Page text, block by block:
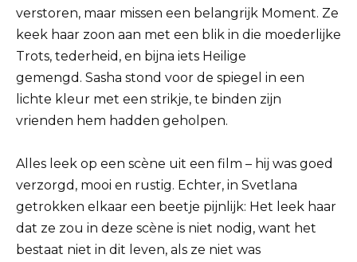
verstoren, maar missen een belangrijk Moment. Ze
keek haar zoon aan met een blik in die moederlijke
Trots, tederheid, en bijna iets Heilige
gemengd. Sasha stond voor de spiegel in een
lichte kleur met een strikje, te binden zijn
vrienden hem hadden geholpen.
Alles leek op een scène uit een film – hij was goed
verzorgd, mooi en rustig. Echter, in Svetlana
getrokken elkaar een beetje pijnlijk: Het leek haar
dat ze zou in deze scène is niet nodig, want het
bestaat niet in dit leven, als ze niet was